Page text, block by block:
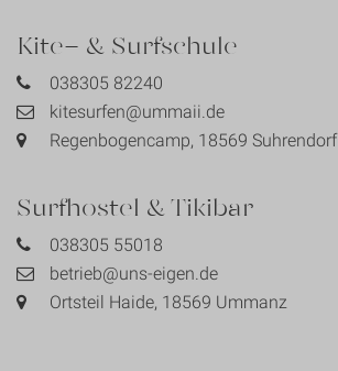
Kite- & Surfschule
038305 82240
kitesurfen@ummaii.de
Regenbogencamp, 18569 Suhrendorf
Surfhostel & Tikibar
038305 55018
betrieb@uns-eigen.de
Ortsteil Haide, 18569 Ummanz